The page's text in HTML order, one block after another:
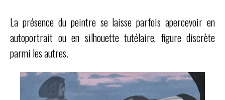
La présence du peintre se laisse parfois apercevoir en
autoportrait ou en silhouette tutélaire, figure discrète
parmi les autres.